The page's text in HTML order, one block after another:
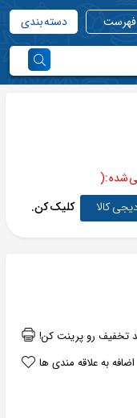
فهرست دسته بندی
شده :(
دیجی کالا کلیک کن.
تخفیف رو پرینت کن!
اضافه به علاقه مندی ها